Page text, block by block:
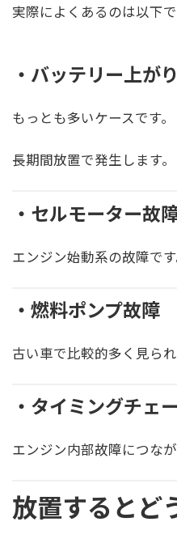
実際によくあるのは以下で
・バッテリー上がり
もっとも多いケースです。
長期間放置で発生します。
・セルモーター故
エンジン始動系の故障です
・燃料ポンプ故障
古い車で比較的多く見られ
・タイミングチェ
エンジン内部故障につな
放置するとど